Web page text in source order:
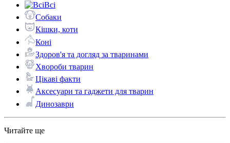
Всі
Собаки
Кішки, коти
Коні
Здоров'я та догляд за тваринами
Хвороби тварин
Цікаві факти
Аксесуари та гаджети для тварин
Динозаври
Читайте ще